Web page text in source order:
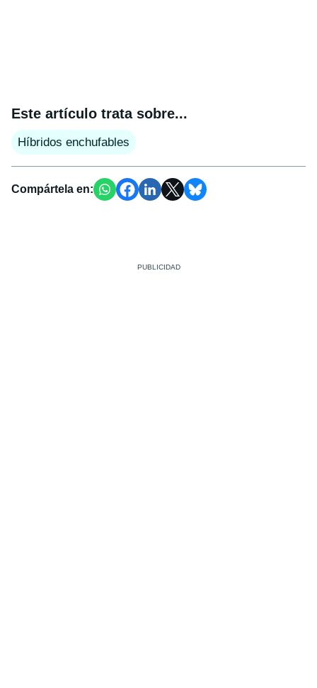
Este artículo trata sobre...
Híbridos enchufables
Compártela en: